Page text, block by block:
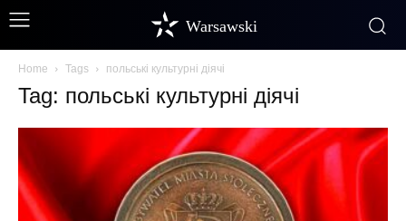
Warsawski
Home Tags польські культурні діячі
Tag: польські культурні діячі